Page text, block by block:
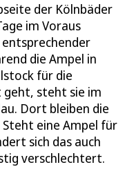
der Kölnbäder
im Voraus
entsprechender
die Ampel in
für die
geht, steht sie im
Dort bleiben die
Steht eine Ampel für
sich das auch
verschlechtert.